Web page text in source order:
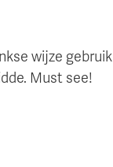
wijze gebruik
Must see!